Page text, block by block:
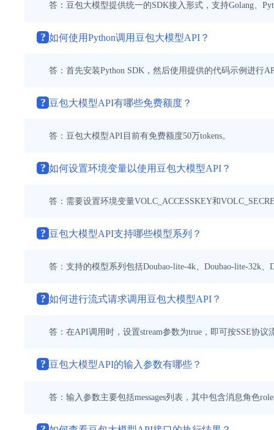
答：豆包大模型提供统一的SDK接入形式，支持Golang、
? 如何使用Python调用豆包大模型API？
答：首先安装Python SDK，然后使用提供的代码示例进行
? 豆包大模型API有哪些免费额度？
答：豆包大模型API目前有免费额度50万tokens。
? 如何设置环境变量以使用豆包大模型API？
答：需要设置环境变量VOLC_ACCESSKEY和
? 豆包大模型API支持哪些模型系列？
答：支持的模型系列包括Doubao-lite-4k、Doubao-lite-32k、
? 如何进行流式请求调用豆包大模型API？
答：在API调用时，设置stream参数为true，即可按SSE协议
? 豆包大模型API的输入参数有哪些？
答：输入参数主要包括messages列表，其中包含消息角色